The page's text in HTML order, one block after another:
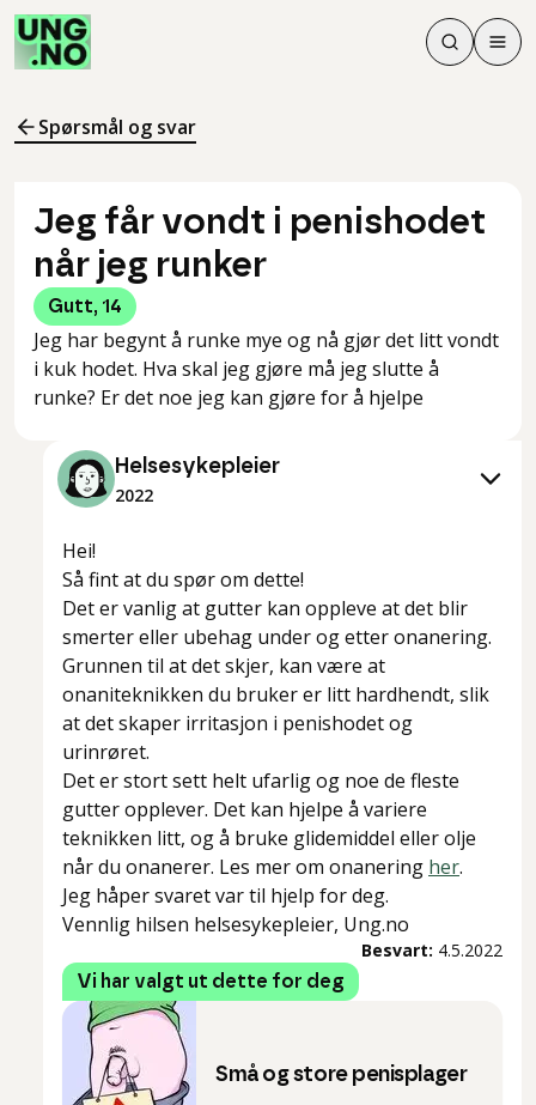
Søk
Søk
Meny
Spørsmål og svar
Jeg får vondt i penishodet
når jeg runker
Gutt, 14
Jeg har begynt å runke mye og nå gjør det litt vondt
i kuk hodet. Hva skal jeg gjøre må jeg slutte å
runke? Er det noe jeg kan gjøre for å hjelpe
Helsesykepleier
2022
Hei!
Så fint at du spør om dette!
Det er vanlig at gutter kan oppleve at det blir
smerter eller ubehag under og etter onanering.
Grunnen til at det skjer, kan være at
onaniteknikken du bruker er litt hardhendt, slik
at det skaper irritasjon i penishodet og
urinrøret.
Det er stort sett helt ufarlig og noe de fleste
gutter opplever. Det kan hjelpe å variere
teknikken litt, og å bruke glidemiddel eller olje
når du onanerer. Les mer om onanering her.
Jeg håper svaret var til hjelp for deg.
Vennlig hilsen helsesykepleier, Ung.no
Besvart: 4.5.2022
Vi har valgt ut dette for deg
Små og store penisplager